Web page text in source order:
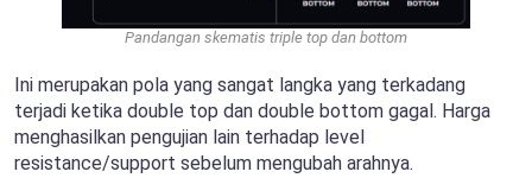
Pandangan skematis triple top dan bottom
Ini merupakan pola yang sangat langka yang terkadang
terjadi ketika double top dan double bottom gagal. Harga
menghasilkan pengujian lain terhadap level
resistance/support sebelum mengubah arahnya.